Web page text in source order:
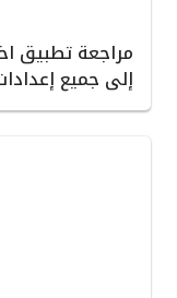
مراجعة تطبيق
إلى جميع